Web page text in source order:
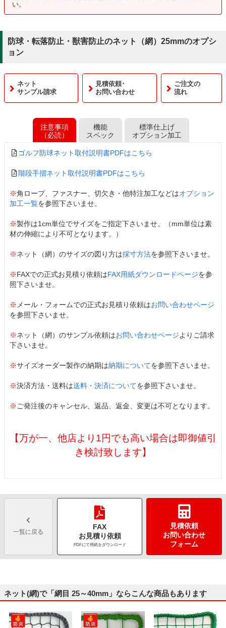
い。
防球・転落防止・獣害防止のネット（網）25mmのオプシ
ョン
注意事項
（必読）
機能
スペック
標準仕上げ
オプション加工
ネット
サンプル請求
見積依頼･
お問い合わせ
ご注文の
流れ
ゴルフ防球ネット取付説明書PDFはこちら
階段手摺ネット取付説明書PDFはこちら
※角ロープ、ファスナー、切欠き・他特注加工などはオプション
加工一覧を参照下さいませ。
※製作は1cm単位でサイズをご指定下さいませ。（mm単位は素
材の伸縮により不可となります。）
※ネット（網）のサイズの図り方は採寸方法を参照下さいませ。
※FAXでの正式お見積り依頼はFAX用紙ダウンロードページを参
照下さいませ。
※ メール・フォームでの正式お見積り依頼はお問い合わせページ
を参照下さいませ。
※ネット（網）のサンプル依頼はお問い合わせページよりご請求
下さいませ。
※サイズオーダー製作の納期は納期についてを参照下さいませ。
※決済方法・送料は送料・決済についてを参照下さいませ。
※ ご発注後のキャンセル、返品、返金、変更は不可となります。
【万が一、他店より1円でも高い場合は即御値引
き検討致します】
一覧に戻る
FAX
お見積り依頼
PDFにて用紙をダウンロード
見積依頼
お問い合わせ
フォーム
ネット(網)で「網目 25～40mm」ならこんな商品もあります